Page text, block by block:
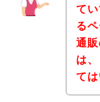
て
る
通
は
て